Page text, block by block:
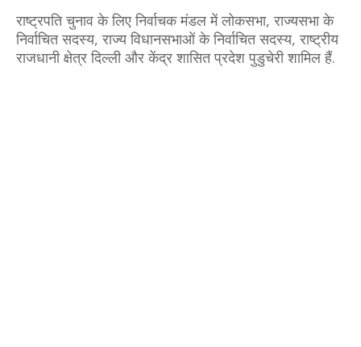
राष्ट्रपति चुनाव के लिए निर्वाचक मंडल में लोकसभा, राज्यसभा के
निर्वाचित सदस्य, राज्य विधानसभाओं के निर्वाचित सदस्य, राष्ट्रीय
राजधानी क्षेत्र दिल्ली और केंद्र शासित प्रदेश पुडुचेरी शामिल हैं.